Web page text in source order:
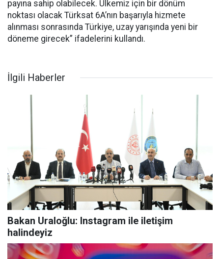
payına sahip olabilecek. Ülkemiz için bir dönüm
noktası olacak Türksat 6A’nın başarıyla hizmete
alınması sonrasında Türkiye, uzay yarışında yeni bir
döneme girecek” ifadelerini kullandı.
İlgili Haberler
Bakan Uraloğlu: Instagram ile iletişim
halindeyiz